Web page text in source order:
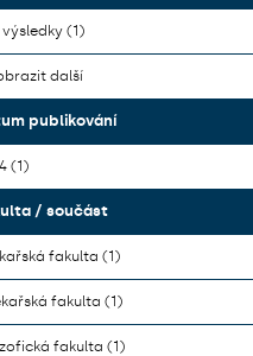
výsledky (1)
další
publikování
(1)
/ součást
fakulta (1)
fakulta (1)
fakulta (1)